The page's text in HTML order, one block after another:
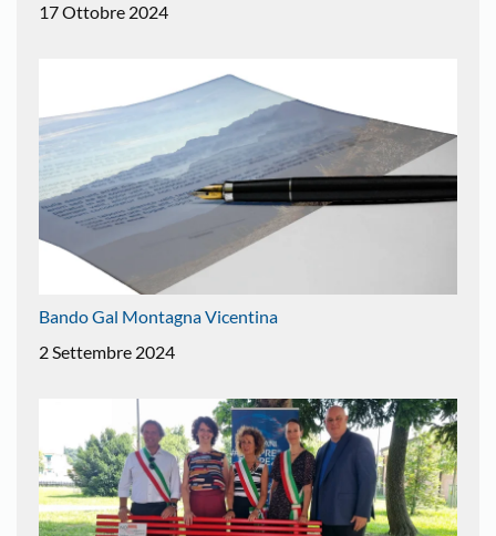
17 Ottobre 2024
Bando Gal Montagna Vicentina
2 Settembre 2024